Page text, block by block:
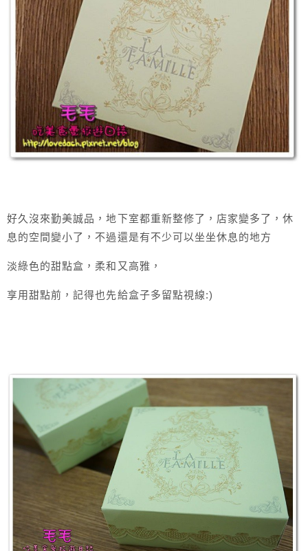
好久沒來勤美誠品，地下室都重新整修了，店家變多了，休
息的空間變小了，不過還是有不少可以坐坐休息的地方
淡綠色的甜點盒，柔和又高雅，
享用甜點前，記得也先給盒子多留點視線:)